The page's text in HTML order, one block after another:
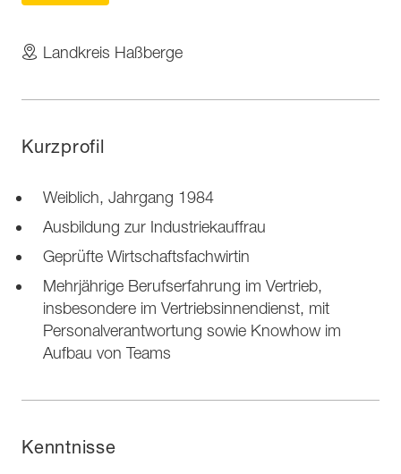
Landkreis Haßberge
Kurzprofil
Weiblich, Jahrgang 1984
Ausbildung zur Industriekauffrau
Geprüfte Wirtschaftsfachwirtin
Mehrjährige Berufserfahrung im Vertrieb,
insbesondere im Vertriebsinnendienst, mit
Personalverantwortung sowie Knowhow im
Aufbau von Teams
Kenntnisse